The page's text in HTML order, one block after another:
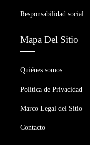
Responsabilidad social
Mapa Del Sitio
Quiénes somos
Política de Privacidad
Marco Legal del Sitio
Contacto